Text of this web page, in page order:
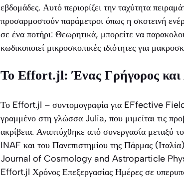
εβδομάδες. Αυτό περιορίζει την ταχύτητα
προσαρμοστούν παράμετροι όπως η σκοτεινή
σε ένα ποτήρι: Θεωρητικά, μπορείτε να
κωδικοποιεί μικροσκοπικές ιδιότητες για
Το Effort.jl: Ένας Γρήγορος και
Το Effort.jl – συντομογραφία για EFfective
γραμμένο στη γλώσσα Julia, που μιμείται τις
ακρίβεια. Αναπτύχθηκε από συνεργασία
INAF και του Πανεπιστημίου της Πάρμας
Journal of Cosmology and Astroparticle
Effort.jl Χρόνος Επεξεργασίας Ημέρες σε